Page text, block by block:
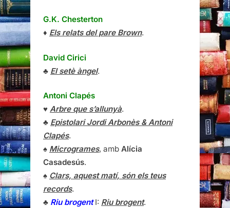
G.K. Chesterton
♦ Els relats del pare Brown.
David Cirici
♣ El setè àngel.
Antoni Clapés
♥ Arbre que s’allunyà.
♣ Epistolari Jordi Arbonès & Antoni
Clapés.
♠ Microgrames, amb Alícia
Casadesús.
♠ Clars, aquest matí, són els teus
records.
♣ Riu brogentI: Riu brogent.